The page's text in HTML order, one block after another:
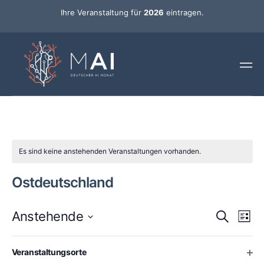
Ihre Veranstaltung für 2026 eintragen.
Es sind keine anstehenden Veranstaltungen vorhanden.
Ostdeutschland
Such-
SucheListe
Anstehende
any
Veranstaltungsorte
2026